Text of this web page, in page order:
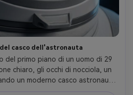
del casco dell'astronauta
primo piano di un uomo di 29
chiaro, gli occhi di nocciola, un
un moderno casco astronauta
e colletto minimale; Riflessioni del